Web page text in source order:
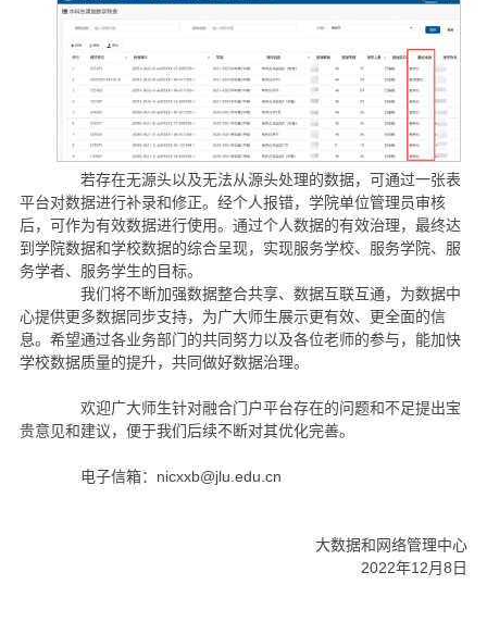
若存在无源头以及无法从源头处理的数据，可通过一张表
平台对数据进行补录和修正。经个人报错，学院单位管理员审核
后，可作为有效数据进行使用。通过个人数据的有效治理，最终达
到学院数据和学校数据的综合呈现，实现服务学校、服务学院、服
务学者、服务学生的目标。
我们将不断加强数据整合共享、数据互联互通，为数据中
心提供更多数据同步支持，为广大师生展示更有效、更全面的信
息。希望通过各业务部门的共同努力以及各位老师的参与，能加快
学校数据质量的提升，共同做好数据治理。
欢迎广大师生针对融合门户平台存在的问题和不足提出宝
贵意见和建议，便于我们后续不断对其优化完善。
电子信箱：nicxxb@jlu.edu.cn
大数据和网络管理中心
2022年12月8日